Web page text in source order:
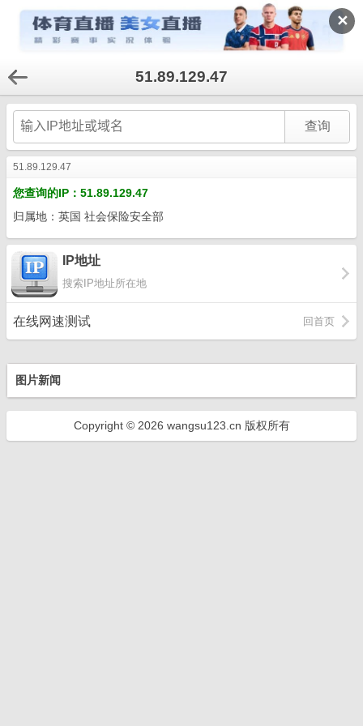
✕
51.89.129.47
51.89.129.47
您查询的IP：51.89.129.47
归属地：英国 社会保险安全部
IP地址
搜索IP地址所在地
在线网速测试 回首页
图片新闻
Copyright © 2026 wangsu123.cn 版权所有